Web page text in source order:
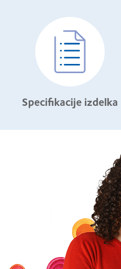
Specifikacije izdelka